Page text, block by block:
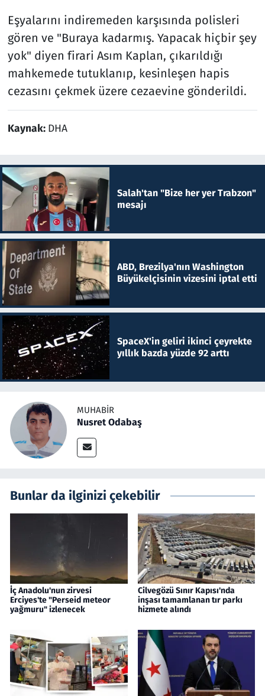
Eşyalarını indiremeden karşısında polisleri
gören ve "Buraya kadarmış. Yapacak hiçbir şey
yok" diyen firari Asım Kaplan, çıkarıldığı
mahkemede tutuklanıp, kesinleşen hapis
cezasını çekmek üzere cezaevine gönderildi.
Kaynak: DHA
Salah'tan "Bize her yer Trabzon"
mesajı
ABD, Brezilya'nın Washington
Büyükelçisinin vizesini iptal etti
SpaceX'in geliri ikinci çeyrekte
yıllık bazda yüzde 92 arttı
MUHABIR
Nusret Odabaş
Bunlar da ilginizi çekebilir
İç Anadolu'nun zirvesi
Erciyes'te "Perseid meteor
yağmuru" izlenecek
Cilvegözü Sınır Kapısı'nda
inşası tamamlanan tır parkı
hizmete alındı